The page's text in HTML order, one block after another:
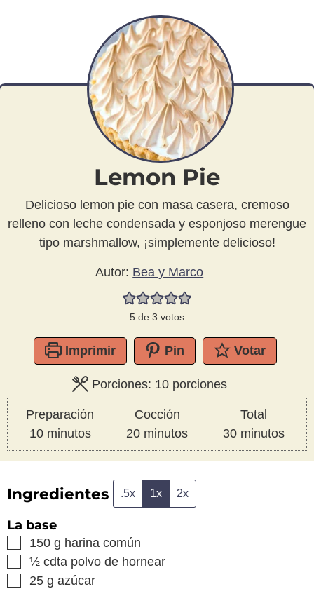
Lemon Pie
Delicioso lemon pie con masa casera, cremoso
relleno con leche condensada y esponjoso merengue
tipo marshmallow, ¡simplemente delicioso!
Autor: Bea y Marco
5 de 3 votos
Imprimir Pin Votar
Porciones: 10 porciones
Preparación
10minutos
minutos
Cocción
20minutos
minutos
Total
30minutos
minutos
Ingredientes .5x 1x 2x
La base
▢
150 g harina común
▢
½ cdta polvo de hornear
▢
25 g azúcar